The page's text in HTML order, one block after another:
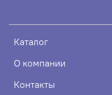
Каталог
О компании
Контакты